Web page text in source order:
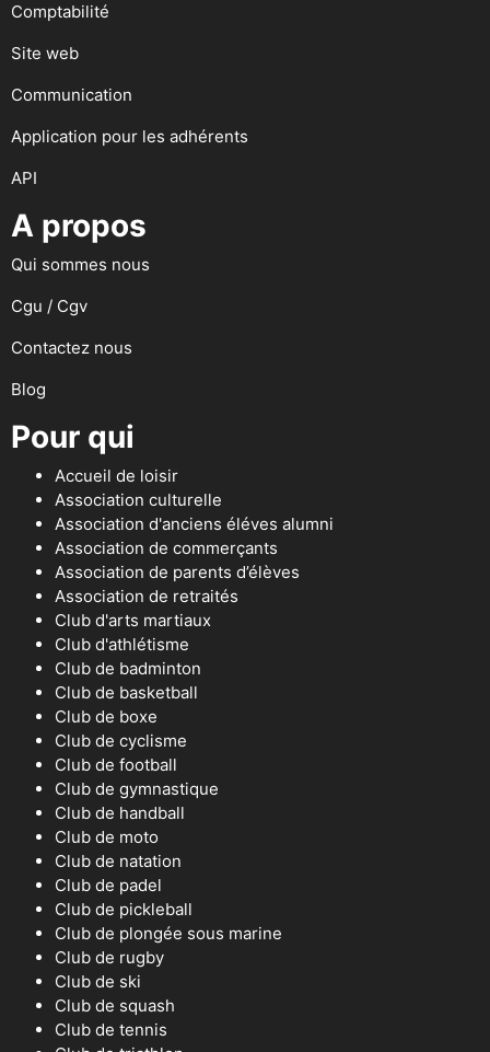
Comptabilité
Site web
Communication
Application pour les adhérents
API
A propos
Qui sommes nous
Cgu / Cgv
Contactez nous
Blog
Pour qui
Accueil de loisir
Association culturelle
Association d'anciens éléves alumni
Association de commerçants
Association de parents d’élèves
Association de retraités
Club d'arts martiaux
Club d'athlétisme
Club de badminton
Club de basketball
Club de boxe
Club de cyclisme
Club de football
Club de gymnastique
Club de handball
Club de moto
Club de natation
Club de padel
Club de pickleball
Club de plongée sous marine
Club de rugby
Club de ski
Club de squash
Club de tennis